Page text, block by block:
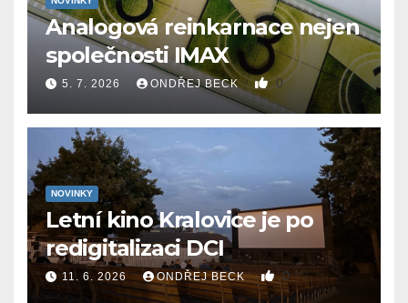
Analogová reinkarnace nejen
společnosti IMAX
5. 7. 2026 ONDŘEJ BECK 0
NOVINKY
Letní kino Kralovice je po
redigitalizaci DCI
11. 6. 2026 ONDŘEJ BECK 0